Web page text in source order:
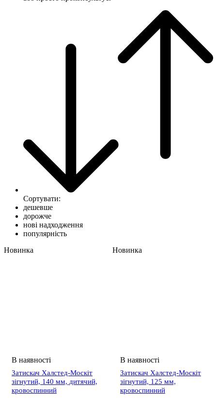
Сортувати:
дешевше
дорожче
нові надходження
популярність
Новинка
Затискач Халстед-Москіт
зігнутий, 140 мм, дитячий,
кровоспинний
Новинка
Затискач Халстед-Москіт
зігнутий, 125 мм,
кровоспинний